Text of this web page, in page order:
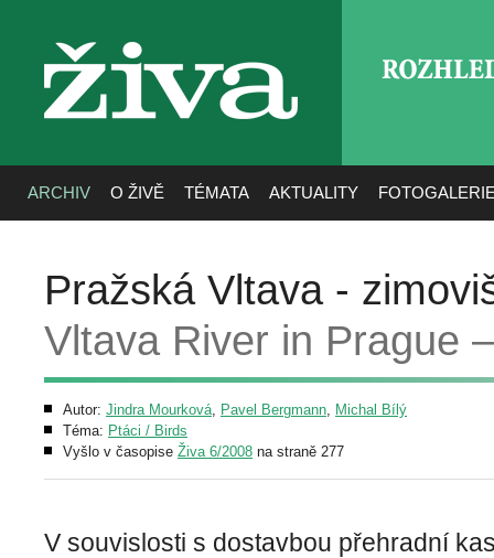
živa
ARCHIV O ŽIVĚ TÉMATA AKTUALITY
Pražská Vltava -
Vltava River in Prague
Autor: Jindra Mourková, Pavel Bergmann, Michal Bílý
Téma: Ptáci / Birds
Vyšlo v časopise Živa 6/2008 na straně 277
V souvislosti s dostavbou přehradní